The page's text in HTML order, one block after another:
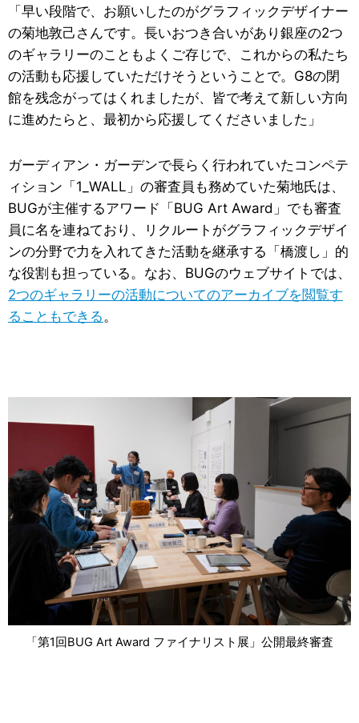
「早い段階で、お願いしたのがグラフィックデザイナー
の菊地敦己さんです。長いおつき合いがあり銀座の2つ
のギャラリーのこともよくご存じで、これからの私たち
の活動も応援していただけそうということで。G8の閉
館を残念がってはくれましたが、皆で考えて新しい方向
に進めたらと、最初から応援してくださいました」
ガーディアン・ガーデンで長らく行われていたコンペテ
ィション「1_WALL」の審査員も務めていた菊地氏は、
BUGが主催するアワード「BUG Art Award」でも審査
員に名を連ねており、リクルートがグラフィックデザイ
ンの分野で力を入れてきた活動を継承する「橋渡し」的
な役割も担っている。なお、BUGのウェブサイトでは、
2つのギャラリーの活動についてのアーカイブを閲覧す
ることもできる 。
「第1回BUG Art Award ファイナリスト展」公開最終審査